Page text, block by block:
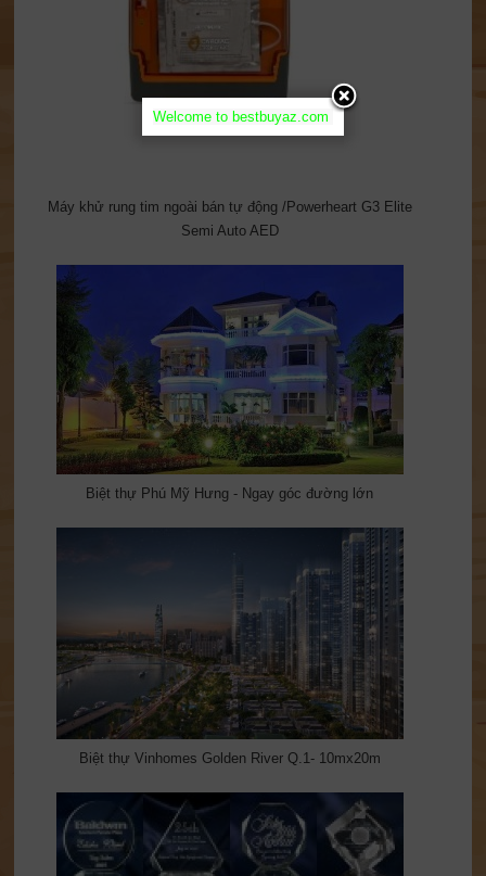
Máy khử rung tim ngoài bán tự động /Powerheart G3 Elite
Semi Auto AED
Biệt thự Phú Mỹ Hưng - Ngay góc đường lớn
Biệt thự Vinhomes Golden River Q.1- 10mx20m
Welcome to bestbuyaz.com